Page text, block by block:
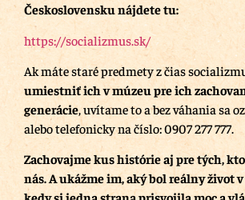
Československu nájdete tu:
https://socializmus.sk/
Ak máte staré predmety z čias
umiestniť ich v múzeu pre ich
generácie, uvítame to a bez váhania sa
alebo telefonicky na číslo: 0907 277 777.
Zachovajme kus histórie aj pre tých,
nás. A ukážme im, aký bol reálny život